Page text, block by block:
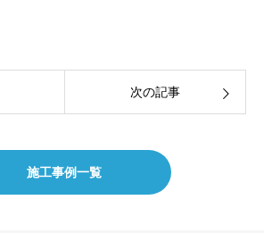
次の記事
施工事例一覧